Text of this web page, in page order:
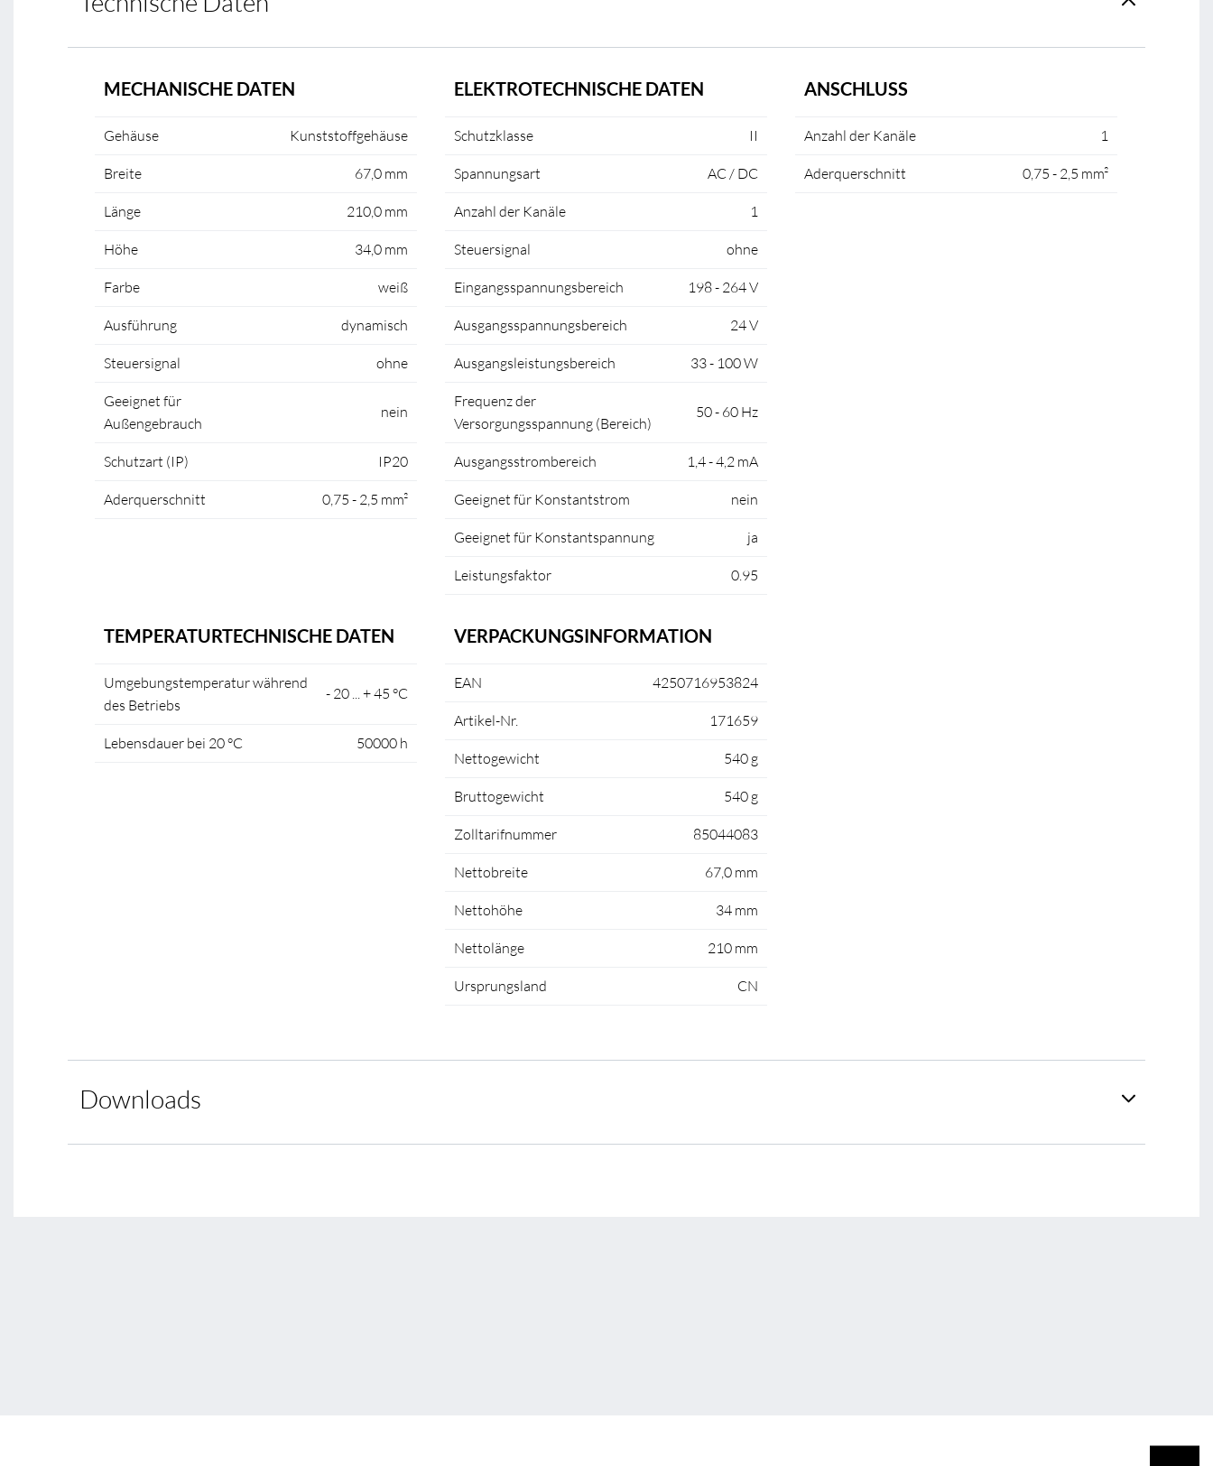
MECHANISCHE DATEN
Gehäuse Kunststoffgehäuse
Breite 67,0 mm
Länge 210,0 mm
Höhe 34,0 mm
Farbe weiß
Ausführung dynamisch
Steuersignal ohne
Geeignet für
Außengebrauch
nein
Schutzart (IP) IP20
Aderquerschnitt 0,75 - 2,5 mm²
ELEKTROTECHNISCHE DATEN
Schutzklasse II
Spannungsart AC / DC
Anzahl der Kanäle 1
Steuersignal ohne
Eingangsspannungsbereich 198 - 264 V
Ausgangsspannungsbereich 24 V
Ausgangsleistungsbereich 33 - 100 W
Frequenz der
Versorgungsspannung (Bereich)
50 - 60 Hz
Ausgangsstrombereich 1,4 - 4,2 mA
Geeignet für Konstantstrom nein
Geeignet für Konstantspannung ja
Leistungsfaktor 0.95
ANSCHLUSS
Anzahl der Kanäle 1
Aderquerschnitt 0,75 - 2,5 mm²
TEMPERATURTECHNISCHE DATEN
Umgebungstemperatur während
des Betriebs
- 20 ... + 45 °C
Lebensdauer bei 20 °C 50000 h
VERPACKUNGSINFORMATION
EAN 4250716953824
Artikel-Nr. 171659
Nettogewicht 540 g
Bruttogewicht 540 g
Zolltarifnummer 85044083
Nettobreite 67,0 mm
Nettohöhe 34 mm
Nettolänge 210 mm
Ursprungsland CN
Downloads